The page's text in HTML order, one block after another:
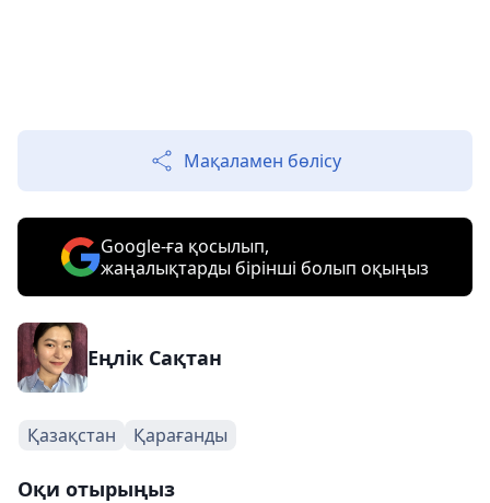
Мақаламен бөлісу
Google-ға қосылып,
жаңалықтарды бірінші болып оқыңыз
Еңлік Сақтан
Қазақстан Қарағанды
Оқи отырыңыз